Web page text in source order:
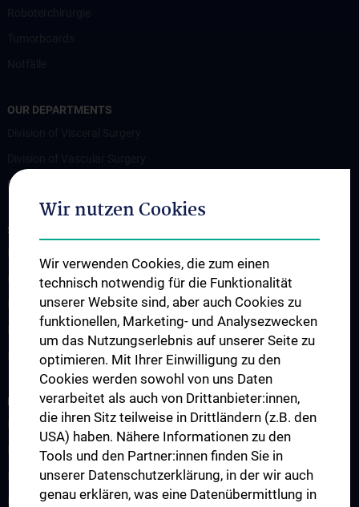
OUR DEPARTMENTS
Division of Transplantation
STUDIES, TRAINING AND FURTHER EDUCATION
Chirurgische Lehre im Humanmedizinstudium N202
Klinisch-Praktisches Jahr (KPJ)
Famulatur
Fellows & Observer
RESEARCH
Forschung Viszeralchirurgie
Forschung Gefäßchirurgie
Forschung Transplantation
Preise und Auszeichnungen
Wir nutzen Cookies
Wir verwenden Cookies, die zum einen
technisch notwendig für die Funktionalität
unserer Website sind, aber auch Cookies zu
funktionellen, Marketing- und Analysezwecken
um das Nutzungserlebnis auf unserer Seite zu
optimieren. Mit Ihrer Einwilligung zu den
Cookies werden sowohl von uns Daten
verarbeitet als auch von Drittanbieter:innen,
die ihren Sitz teilweise in Drittländern (z.B. den
USA) haben. Nähere Informationen zu den
Tools und den Partner:innen finden Sie in
unserer Datenschutzerklärung, in der wir auch
genau erklären, was eine Datenübermittlung in